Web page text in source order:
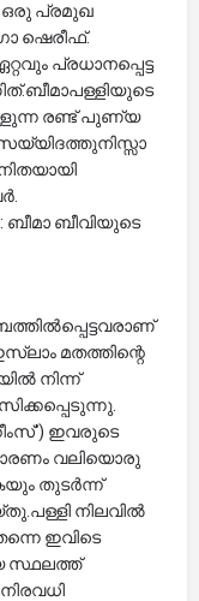
ഒരു പ്രമുഖ
ഷെരീഫ്.
പ്രധാനപ്പെട്ട
രണ്ട് പുണ്യ
ബീവിയുടെ
മതത്തിന്റെ
നിന്ന്
ഇവരുടെ
വലിയൊരു
തുടർന്ന്
നിലവിൽ
ഇവിടെ
സ്ഥലത്ത്